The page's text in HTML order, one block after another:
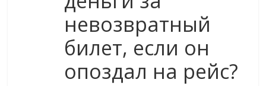
невозвратный
билет, если он
опоздал на рейс?